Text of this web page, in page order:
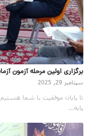
برگزاری اولین مرحله آزمون
سپتامبر 29, 2025
تا پایان موفقیت با شما
پایه…